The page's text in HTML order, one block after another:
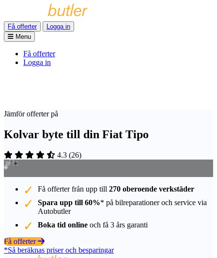
Få offerter
Logga in
Menu
Få offerter
Logga in
Jämför offerter på
Kolvar byte till din Fiat Tipo
4.3 (26)
Få offerter från upp till 270 oberoende verkstäder
Spara upp till 60%* på bilreparationer och service via
Autobutler
Boka tid online och få 3 års garanti
Få offerter
*Så beräknas priser och besparingar